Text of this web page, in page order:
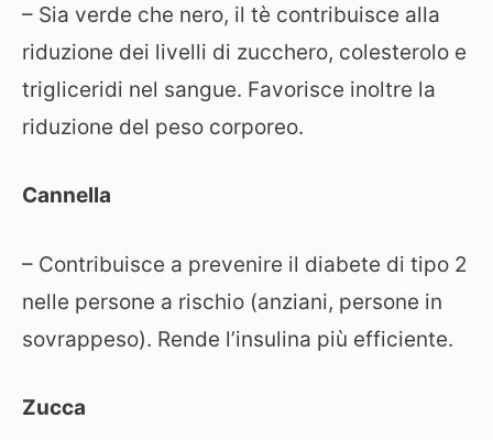
– Sia verde che nero, il tè contribuisce alla
riduzione dei livelli di zucchero, colesterolo e
trigliceridi nel sangue. Favorisce inoltre la
riduzione del peso corporeo.
Cannella
– Contribuisce a prevenire il diabete di tipo 2
nelle persone a rischio (anziani, persone in
sovrappeso). Rende l’insulina più efficiente.
Zucca